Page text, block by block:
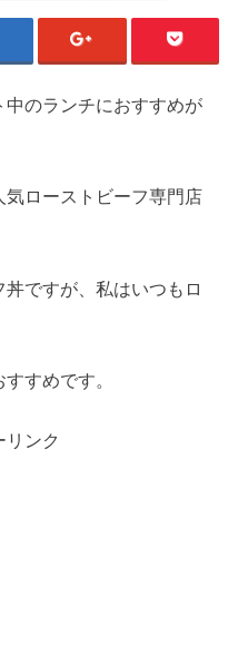
のランチにおすすめが
ローストビーフ専門店
ですが、私はいつもロ
すめです。
リンク